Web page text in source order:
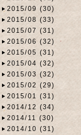
2015/09 (30)
2015/08 (33)
2015/07 (31)
2015/06 (32)
2015/05 (31)
2015/04 (32)
2015/03 (32)
2015/02 (29)
2015/01 (31)
2014/12 (34)
2014/11 (30)
2014/10 (31)